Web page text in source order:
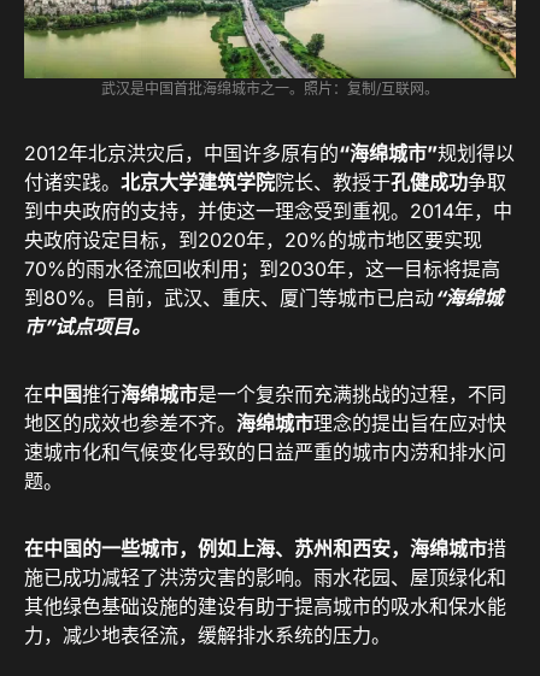
武汉是中国首批海绵城市之一。照片：复制/互联网。
2012年北京洪灾后，中国许多原有的“海绵城市”规划得以
付诸实践。 北京大学建筑学院院长、教授于孔健成功争取
到中央政府的支持，并使这一理念受到重视。2014年，中
央政府设定目标，到2020年，20%的城市地区要实现
70%的雨水径流回收利用；到2030年，这一目标将提高
到80%。目前，武汉、重庆、厦门等城市已启动“海绵城
市”试点项目。
在中国推行海绵城市是一个复杂而充满挑战的过程，不同
地区的成效也参差不齐。 海绵城市理念的提出旨在应对快
速城市化和气候变化导致的日益严重的城市内涝和排水问
题。
在中国的一些城市，例如上海、苏州和西安，海绵城市措
施已成功减轻了洪涝灾害的影响。雨水花园、屋顶绿化和
其他绿色基础设施的建设有助于提高城市的吸水和保水能
力，减少地表径流，缓解排水系统的压力。